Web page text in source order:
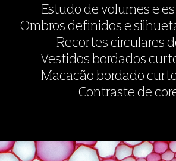
Estudo de volumes e
Ombros definidos e
Recortes circulares
Vestidos bordados
Macacão bordado
Contraste de